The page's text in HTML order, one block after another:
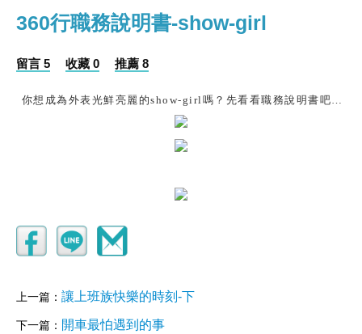
360行職務說明書-show-girl
留言 5 收藏 0 推薦 8
你想成為外表光鮮亮麗的show-girl嗎？先看看職務說明書吧…
上一篇： 讓上班族快樂的時刻-下
下一篇： 開車最怕遇到的事